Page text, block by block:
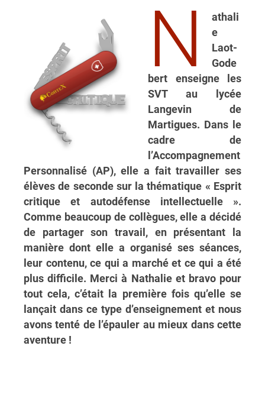
N
athali
e
Laot-
Gode
bert enseigne les
SVT au lycée
Langevin de
Martigues. Dans le
cadre de
l’Accompagnement
Personnalisé (AP), elle a fait travailler ses
élèves de seconde sur la thématique « Esprit
critique et autodéfense intellectuelle ».
Comme beaucoup de collègues, elle a décidé
de partager son travail, en présentant la
manière dont elle a organisé ses séances,
leur contenu, ce qui a marché et ce qui a été
plus difficile. Merci à Nathalie et bravo pour
tout cela, c’était la première fois qu’elle se
lançait dans ce type d’enseignement et nous
avons tenté de l’épauler au mieux dans cette
aventure !